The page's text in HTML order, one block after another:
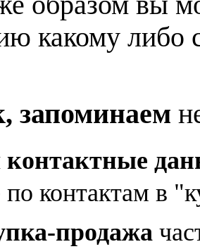
какому
запоминаем
контактные
по контактам в
продажа